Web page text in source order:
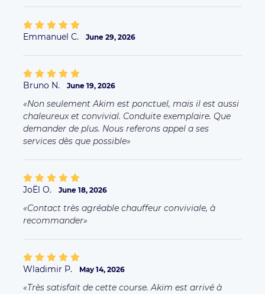
Emmanuel C. June 29, 2026
Bruno N. June 19, 2026
Non seulement Akim est ponctuel, mais il est aussi
chaleureux et convivial. Conduite exemplaire. Que
demander de plus. Nous referons appel a ses
services dès que possible
JoËl O. June 18, 2026
Contact très agréable chauffeur conviviale, à
recommander
Wladimir P. May 14, 2026
Très satisfait de cette course. Akim est arrivé à